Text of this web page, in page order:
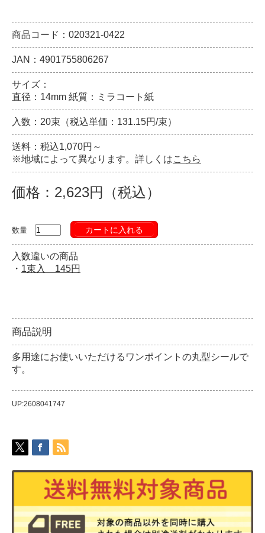
商品コード：020321-0422
JAN：4901755806267
サイズ：
直径：14mm 紙質：ミラコート紙
入数：20束（税込単価：131.15円/束）
送料：税込1,070円～
※地域によって異なります。詳しくはこちら
価格：2,623円（税込）
数量 カートに入れる
入数違いの商品
・ 1束入 145円
商品説明
多用途にお使いいただけるワンポイントの丸型シールで
す。
UP:2608041747